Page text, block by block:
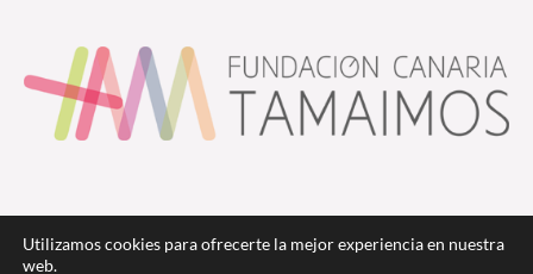
Utilizamos cookies para ofrecerte la mejor experiencia en nuestra
web.